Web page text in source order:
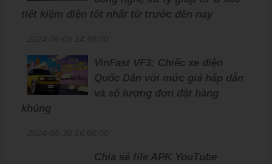
tiết kiệm điện tốt nhất từ trước đến nay
VinFast VF3: Chiếc xe điện
Quốc Dân với mức giá hấp dẫn
và số lượng đơn đặt hàng
khủng
Chia sẻ file APK YouTube